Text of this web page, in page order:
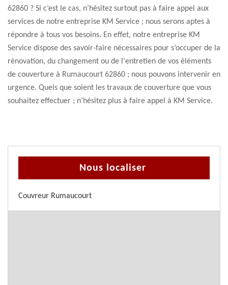
62860 ? Si c’est le cas, n’hésitez surtout pas à faire appel aux
services de notre entreprise KM Service ; nous serons aptes à
répondre à tous vos besoins. En effet, notre entreprise KM
Service dispose des savoir-faire nécessaires pour s’occuper de la
rénovation, du changement ou de l'entretien de vos éléments
de couverture à Rumaucourt 62860 ; nous pouvons intervenir en
urgence. Quels que soient les travaux de couverture que vous
souhaitez effectuer ; n’hésitez plus à faire appel à KM Service.
Nous localiser
Couvreur Rumaucourt